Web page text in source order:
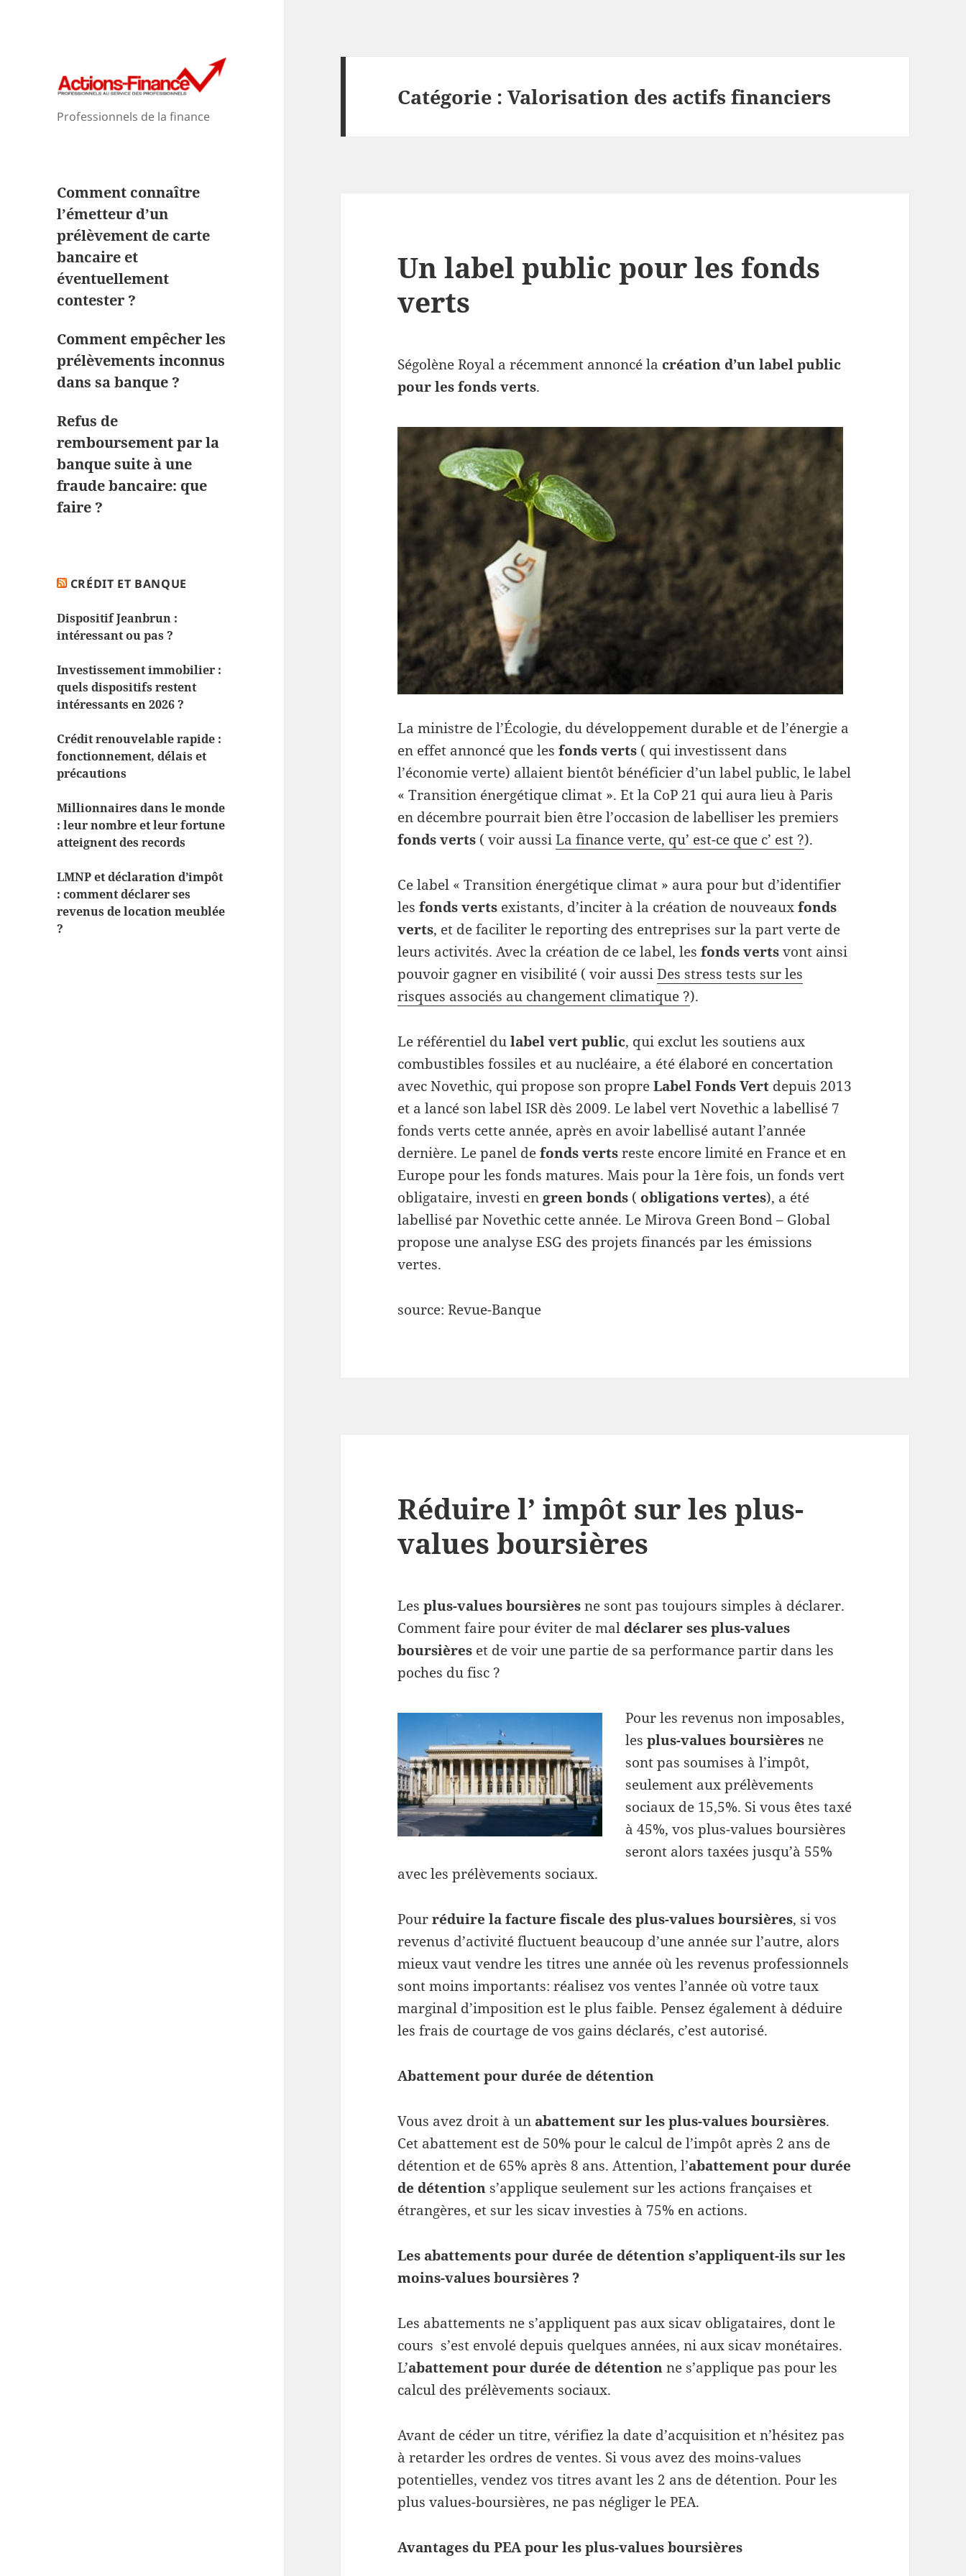
Professionnels de la finance
Comment connaître
l’émetteur d’un
prélèvement de carte
bancaire et
éventuellement
contester ?
Comment empêcher les
prélèvements inconnus
dans sa banque ?
Refus de
remboursement par la
banque suite à une
fraude bancaire: que
faire ?
CRÉDIT ET BANQUE
Dispositif Jeanbrun :
intéressant ou pas ?
Investissement immobilier :
quels dispositifs restent
intéressants en 2026 ?
Crédit renouvelable rapide :
fonctionnement, délais et
précautions
Millionnaires dans le monde
: leur nombre et leur fortune
atteignent des records
LMNP et déclaration d’impôt
: comment déclarer ses
revenus de location meublée
?
Catégorie :Valorisation des actifs financiers
Un label public pour les fonds
verts
Ségolène Royal a récemment annoncé la création d’un label public
pour les fonds verts.
La ministre de l’Écologie, du développement durable et de l’énergie a
en effet annoncé que lesfonds verts ( qui investissent dans
l’économie verte) allaient bientôt bénéficier d’un label public, le label
« Transition énergétique climat ». Et la CoP 21 qui aura lieu à Paris
en décembre pourrait bien être l’occasion de labelliser les premiers
fonds verts ( voir aussiLa finance verte, qu’ est-ce que c’ est ?).
Ce label « Transition énergétique climat » aura pour but d’identifier
lesfonds verts existants, d’inciter à la création de nouveauxfonds
verts, et de faciliter le reporting des entreprises sur la part verte de
leurs activités. Avec la création de ce label, lesfonds vertsvont ainsi
pouvoir gagner en visibilité ( voir aussiDes stress tests sur les
risques associés au changement climatique ?).
Le référentiel dulabel vert public, qui exclut les soutiens aux
combustibles fossiles et au nucléaire, a été élaboré en concertation
avec Novethic, qui propose son propreLabel Fonds Vert depuis 2013
et a lancé son label ISR dès 2009. Le label vert Novethic a labellisé 7
fonds verts cette année, après en avoir labellisé autant l’année
dernière. Le panel defonds vertsreste encore limité en France et en
Europe pour les fonds matures. Mais pour la 1ère fois, un fonds vert
obligataire, investi en green bonds ( obligations vertes), a été
labellisé par Novethic cette année. Le Mirova Green Bond – Global
propose une analyse ESG des projets financés par les émissions
vertes.
source: Revue-Banque
Réduire l’ impôt sur les plus-
values boursières
Lesplus-values boursièresne sont pas toujours simples à déclarer.
Comment faire pour éviter de mal déclarer ses plus-values
boursières et de voir une partie de sa performance partir dans les
poches du fisc ?
Pour les revenus non imposables,
lesplus-values boursièresne
sont pas soumises à l’impôt,
seulement aux prélèvements
sociaux de 15,5%. Si vous êtes taxé
à 45%, vos plus-values boursières
seront alors taxées jusqu’à 55%
avec les prélèvements sociaux.
Pourréduire la facture fiscale des plus-values boursières, si vos
revenus d’activité fluctuent beaucoup d’une année sur l’autre, alors
mieux vaut vendre les titres une année où les revenus professionnels
sont moins importants: réalisez vos ventes l’année où votre taux
marginal d’imposition est le plus faible. Pensez également à déduire
les frais de courtage de vos gains déclarés, c’est autorisé.
Abattement pour durée de détention
Vous avez droit à un abattement sur les plus-values boursières.
Cet abattement est de 50% pour le calcul de l’impôt après 2 ans de
détention et de 65% après 8 ans. Attention, l’abattement pour durée
de détention s’applique seulement sur les actions françaises et
étrangères, et sur les sicav investies à 75% en actions.
Les abattements pour durée de détention s’appliquent-ils sur les
moins-values boursières ?
Les abattements ne s’appliquent pas aux sicav obligataires, dont le
cours s’est envolé depuis quelques années, ni aux sicav monétaires.
L’abattement pour durée de détentionne s’applique pas pour les
calcul des prélèvements sociaux.
Avant de céder un titre, vérifiez la date d’acquisition et n’hésitez pas
à retarder les ordres de ventes. Si vous avez des moins-values
potentielles, vendez vos titres avant les 2 ans de détention. Pour les
plus values-boursières, ne pas négliger le PEA.
Avantages du PEA pour les plus-values boursières